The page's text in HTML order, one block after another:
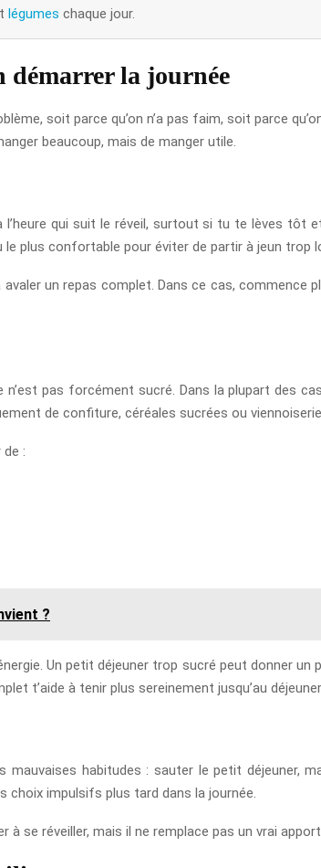
légumes chaque jour.
démarrer la journée
soit parce qu’on n’a pas faim, soit parce
beaucoup, mais de manger utile.
qui suit le réveil, surtout si tu te lèves tôt
plus confortable pour éviter de partir à jeun trop
un repas complet. Dans ce cas, commence
pas forcément sucré. Dans la plupart des
de confiture, céréales sucrées ou
:
?
Un petit déjeuner trop sucré peut donner
t’aide à tenir plus sereinement jusqu’au déjeuner.
habitudes : sauter le petit déjeuner,
choix impulsifs plus tard dans la journée.
se réveiller, mais il ne remplace pas un vrai